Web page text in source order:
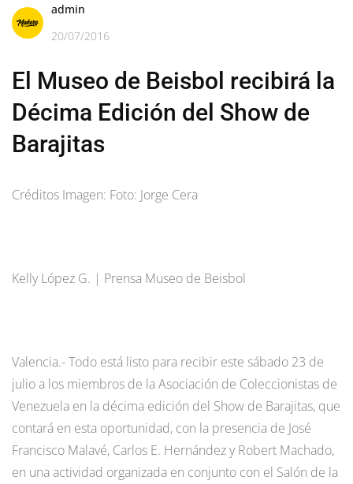
admin
20/07/2016
El Museo de Beisbol recibirá la
Décima Edición del Show de
Barajitas
Créditos Imagen: Foto: Jorge Cera
Kelly López G. | Prensa Museo de Beisbol
Valencia.- Todo está listo para recibir este sábado 23 de
julio a los miembros de la Asociación de Coleccionistas de
Venezuela en la décima edición del Show de Barajitas, que
contará en esta oportunidad, con la presencia de José
Francisco Malavé, Carlos E. Hernández y Robert Machado,
en una actividad organizada en conjunto con el Salón de la